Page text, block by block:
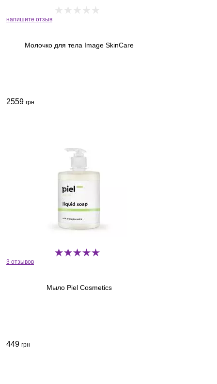
напишите отзыв
Молочко для тела Image SkinCare
2559 грн
3 отзывов
Мыло Piel Cosmetics
449 грн